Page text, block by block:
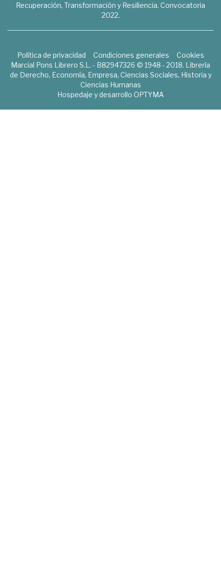
Recuperación, Transformación y Resiliencia. Convocatoria
2022.
Política de privacidad Condiciones generales
Cookies
Marcial Pons Librero S.L. - B82947326 © 1948 - 2018. Librería
de Derecho, Economía, Empresa, Ciencias Sociales, Historia y
Ciencias Humanas
Hospedaje y desarrollo OPTYMA